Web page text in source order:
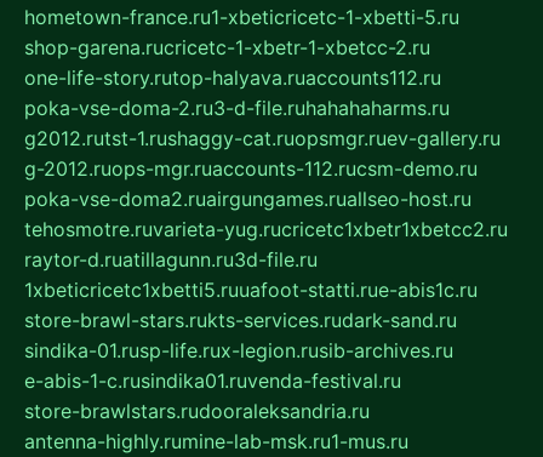
hometown-france.ru1-xbeticricetc-1-xbetti-5.ru
shop-garena.rucricetc-1-xbetr-1-xbetcc-2.ru
one-life-story.rutop-halyava.ruaccounts112.ru
poka-vse-doma-2.ru3-d-file.ruhahahaharms.ru
g2012.rutst-1.rushaggy-cat.ruopsmgr.ruev-gallery.ru
g-2012.ruops-mgr.ruaccounts-112.rucsm-demo.ru
poka-vse-doma2.ruairgungames.ruallseo-host.ru
tehosmotre.ruvarieta-yug.rucricetc1xbetr1xbetcc2.ru
raytor-d.ruatillagunn.ru3d-file.ru
1xbeticricetc1xbetti5.ruuafoot-statti.rue-abis1c.ru
store-brawl-stars.rukts-services.rudark-sand.ru
sindika-01.rusp-life.rux-legion.rusib-archives.ru
e-abis-1-c.rusindika01.ruvenda-festival.ru
store-brawlstars.rudooraleksandria.ru
antenna-highly.rumine-lab-msk.ru1-mus.ru